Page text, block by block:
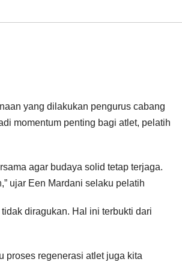
yang dilakukan pengurus cabang
momentum penting bagi atlet, pelatih
agar budaya solid tetap terjaga.
ujar Een Mardani selaku pelatih
diragukan. Hal ini terbukti dari
proses regenerasi atlet juga kita